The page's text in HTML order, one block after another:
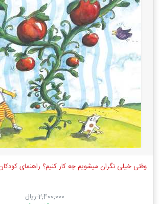
وقتی خیلی نگران میشویم چه کار کنیم؟ راهنمای
2,400,000 ریال